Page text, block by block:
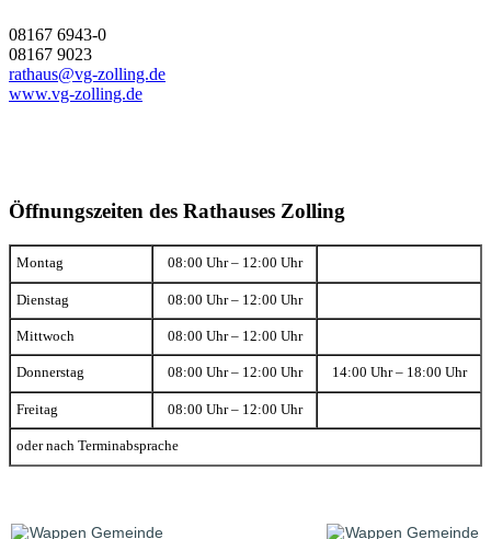
08167 6943-0
08167 9023
rathaus@vg-zolling.de
www.vg-zolling.de
Öffnungszeiten des Rathauses Zolling
Montag 08:00 Uhr – 12:00 Uhr
Dienstag 08:00 Uhr – 12:00 Uhr
Mittwoch 08:00 Uhr – 12:00 Uhr
Donnerstag 08:00 Uhr – 12:00 Uhr 14:00 Uhr – 18:00 Uhr
Freitag 08:00 Uhr – 12:00 Uhr
oder nach Terminabsprache